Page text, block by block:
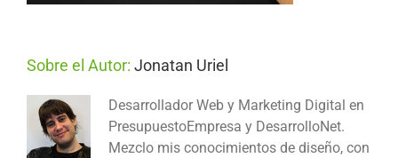
Sobre el Autor: Jonatan Uriel
Desarrollador Web y Marketing Digital en
PresupuestoEmpresa y DesarrolloNet.
Mezclo mis conocimientos de diseño, con